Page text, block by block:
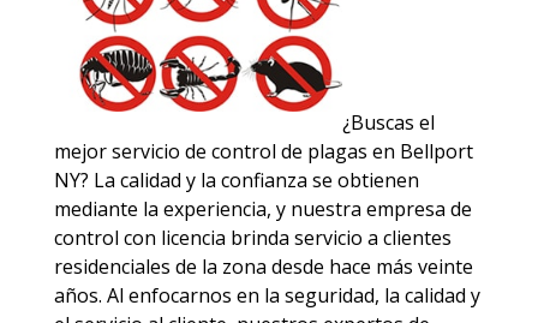
¿Buscas el
mejor servicio de control de plagas en Bellport
NY? La calidad y la confianza se obtienen
mediante la experiencia, y nuestra empresa de
control con licencia brinda servicio a clientes
residenciales de la zona desde hace más veinte
años. Al enfocarnos en la seguridad, la calidad y